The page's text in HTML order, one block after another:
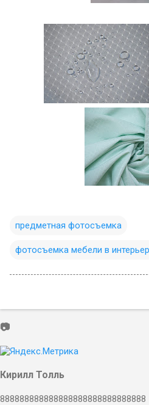
предметная фотосъемка
фотосъемка мебели в
📷
Кирилл Толль
888888888888888888888888888888